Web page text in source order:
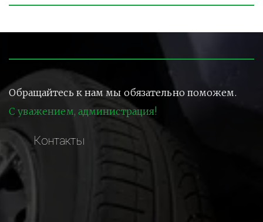
Обращайтесь к нам мы обязательно поможем.
С уважением, администрация!
Контакты